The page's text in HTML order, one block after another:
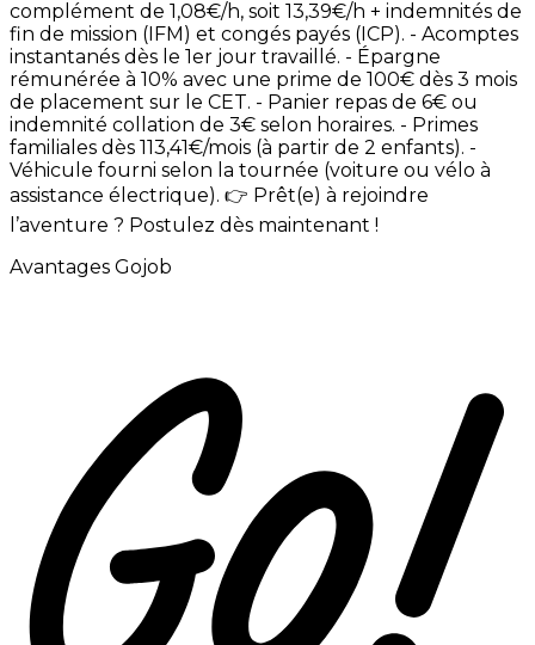
complément de 1,08€/h, soit 13,39€/h + indemnités de
fin de mission (IFM) et congés payés (ICP). - Acomptes
instantanés dès le 1er jour travaillé. - Épargne
rémunérée à 10% avec une prime de 100€ dès 3 mois
de placement sur le CET. - Panier repas de 6€ ou
indemnité collation de 3€ selon horaires. - Primes
familiales dès 113,41€/mois (à partir de 2 enfants). -
Véhicule fourni selon la tournée (voiture ou vélo à
assistance électrique). 👉 Prêt(e) à rejoindre
l’aventure ? Postulez dès maintenant !
Avantages Gojob